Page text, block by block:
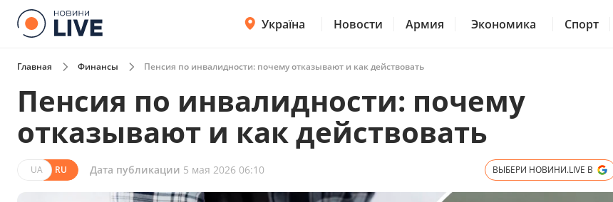
Україна Новости Армия Экономика Спорт
Главная Финансы Пенсия по инвалидности: почему отказывают и как действовать
Пенсия по инвалидности: почему
отказывают и как действовать
UA RU Дата публикации 5 мая 2026 06:10 ВЫБЕРИ НОВИНИ.LIVE В